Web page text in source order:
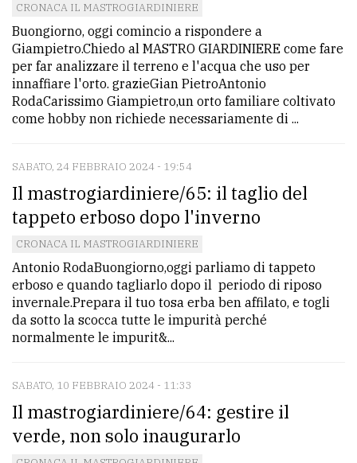
CRONACA IL MASTROGIARDINIERE
Buongiorno, oggi comincio a rispondere a
Giampietro.Chiedo al MASTRO GIARDINIERE come fare
per far analizzare il terreno e l'acqua che uso per
innaffiare l'orto. grazieGian PietroAntonio
RodaCarissimo Giampietro,un orto familiare coltivato
come hobby non richiede necessariamente di ...
SABATO, 24 FEBBRAIO 2024 - 19:54
Il mastrogiardiniere/65: il taglio del
tappeto erboso dopo l'inverno
CRONACA IL MASTROGIARDINIERE
Antonio RodaBuongiorno,oggi parliamo di tappeto
erboso e quando tagliarlo dopo il periodo di riposo
invernale.Prepara il tuo tosa erba ben affilato, e togli
da sotto la scocca tutte le impurità perché
normalmente le impurit&...
SABATO, 10 FEBBRAIO 2024 - 11:33
Il mastrogiardiniere/64: gestire il
verde, non solo inaugurarlo